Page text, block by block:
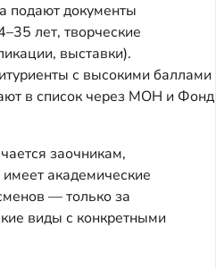
подают документы
лет, творческие
выставки).
с высокими баллами
в список через МОН и Фонд
заочникам,
имеет академические
— только за
виды с конкретными